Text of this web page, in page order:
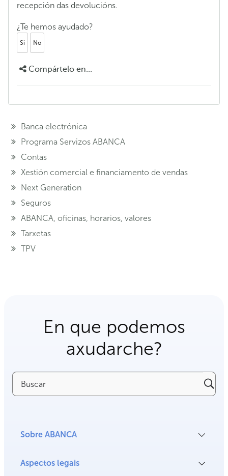
recepción das devolucións.
¿Te hemos ayudado?
Si No
Compártelo en...
Banca electrónica
Programa Servizos ABANCA
Contas
Xestión comercial e financiamento de vendas
Next Generation
Seguros
ABANCA, oficinas, horarios, valores
Tarxetas
TPV
En que podemos
axudarche?
Buscar
Sobre ABANCA
Aspectos legais